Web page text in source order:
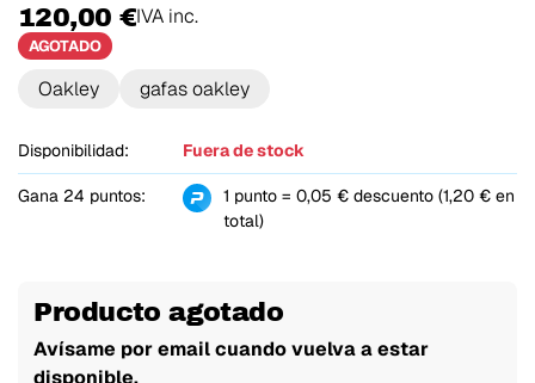
120,00 €IVA inc.
AGOTADO
Oakley gafas oakley
Disponibilidad: Fuera de stock
Gana 24 puntos:
1 punto = 0,05 € descuento (1,20 € en
total)
Producto agotado
Avísame por email cuando vuelva a estar
disponible.